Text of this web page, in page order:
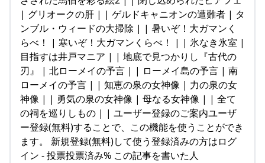
| グリオークの肝 | | ゲルドキャニオンの遭難者 | タ
ンブル・ウィードの大掃除 | | 暑いぞ！大ガマンく
らべ！ | 寒いぞ！大ガマンくらべ！ | | 氷なき氷室 |
目指すは井戸マニア | | 地底で見つかりし『古代の
刃』 | 北ローメイの予言 | | ローメイ島の予言 | 南
ローメイの予言 | | 知恵の泉の女神像 | 力の泉の女
神像 | | 勇気の泉の女神像 | 母なる女神像 | | 全て
の祠を巡りしもの | | ユーザー登録のご案内ユーザ
ー登録(無料)することで、この機能を使うことができ
ます。 新規登録(無料)して使う登録済みの方はログ
イン - 投票投票済み% この記事を書いた人